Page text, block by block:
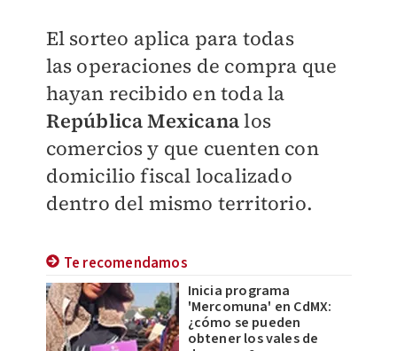
El sorteo aplica para todas
las operaciones de compra que
hayan recibido en toda la
República Mexicanalos
comercios y que cuenten con
domicilio fiscal localizado
dentro del mismo territorio.
Te recomendamos
Inicia programa
'Mercomuna' en CdMX:
¿cómo se pueden
obtener los vales de